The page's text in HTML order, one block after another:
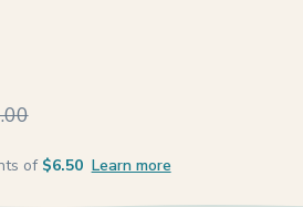
of $6.50 Learn more